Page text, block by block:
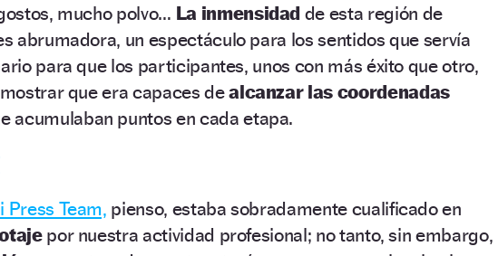
mucho polvo… La inmensidad de esta región de
abrumadora, un espectáculo para los sentidos que servía
para que los participantes, unos con más éxito que otro,
que era capaces dealcanzar las coordenadas
acumulaban puntos en cada etapa.
Press Team, pienso, estaba sobradamente cualificado en
por nuestra actividad profesional; no tanto, sin embargo,